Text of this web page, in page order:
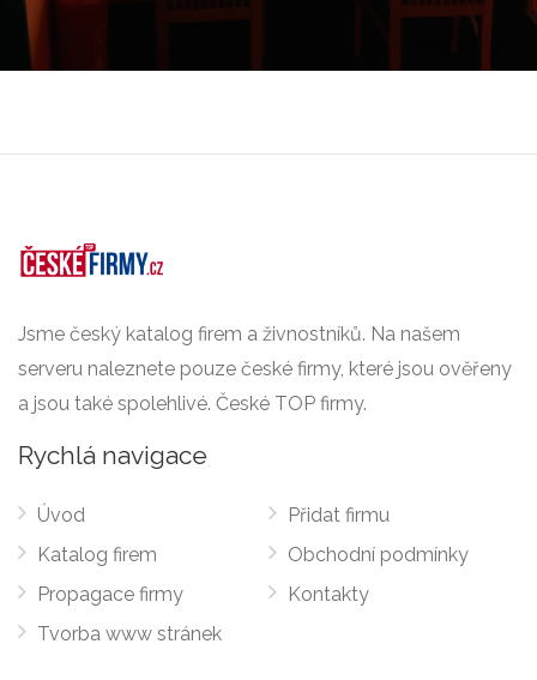
Jsme český katalog firem a živnostníků. Na našem
serveru naleznete pouze české firmy, které jsou ověřeny
a jsou také spolehlivé. České TOP firmy.
Rychlá navigace
Úvod
Katalog firem
Propagace firmy
Tvorba www stránek
Přidat firmu
Obchodní podmínky
Kontakty